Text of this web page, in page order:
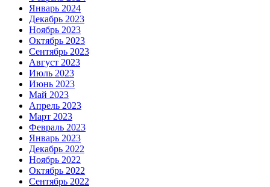
Январь 2024
Декабрь 2023
Ноябрь 2023
Октябрь 2023
Сентябрь 2023
Август 2023
Июль 2023
Июнь 2023
Май 2023
Апрель 2023
Март 2023
Февраль 2023
Январь 2023
Декабрь 2022
Ноябрь 2022
Октябрь 2022
Сентябрь 2022